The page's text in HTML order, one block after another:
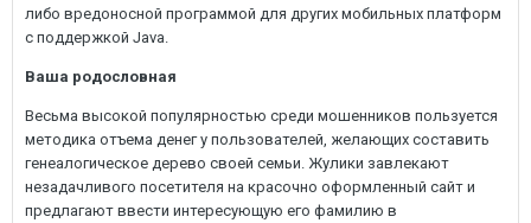
либо вредоносной программой для других мобильных платформ
с поддержкой Java.
Ваша родословная
Весьма высокой популярностью среди мошенников пользуется
методика отъема денег у пользователей, желающих составить
генеалогическое дерево своей семьи. Жулики завлекают
незадачливого посетителя на красочно оформленный сайт и
предлагают ввести интересующую его фамилию в